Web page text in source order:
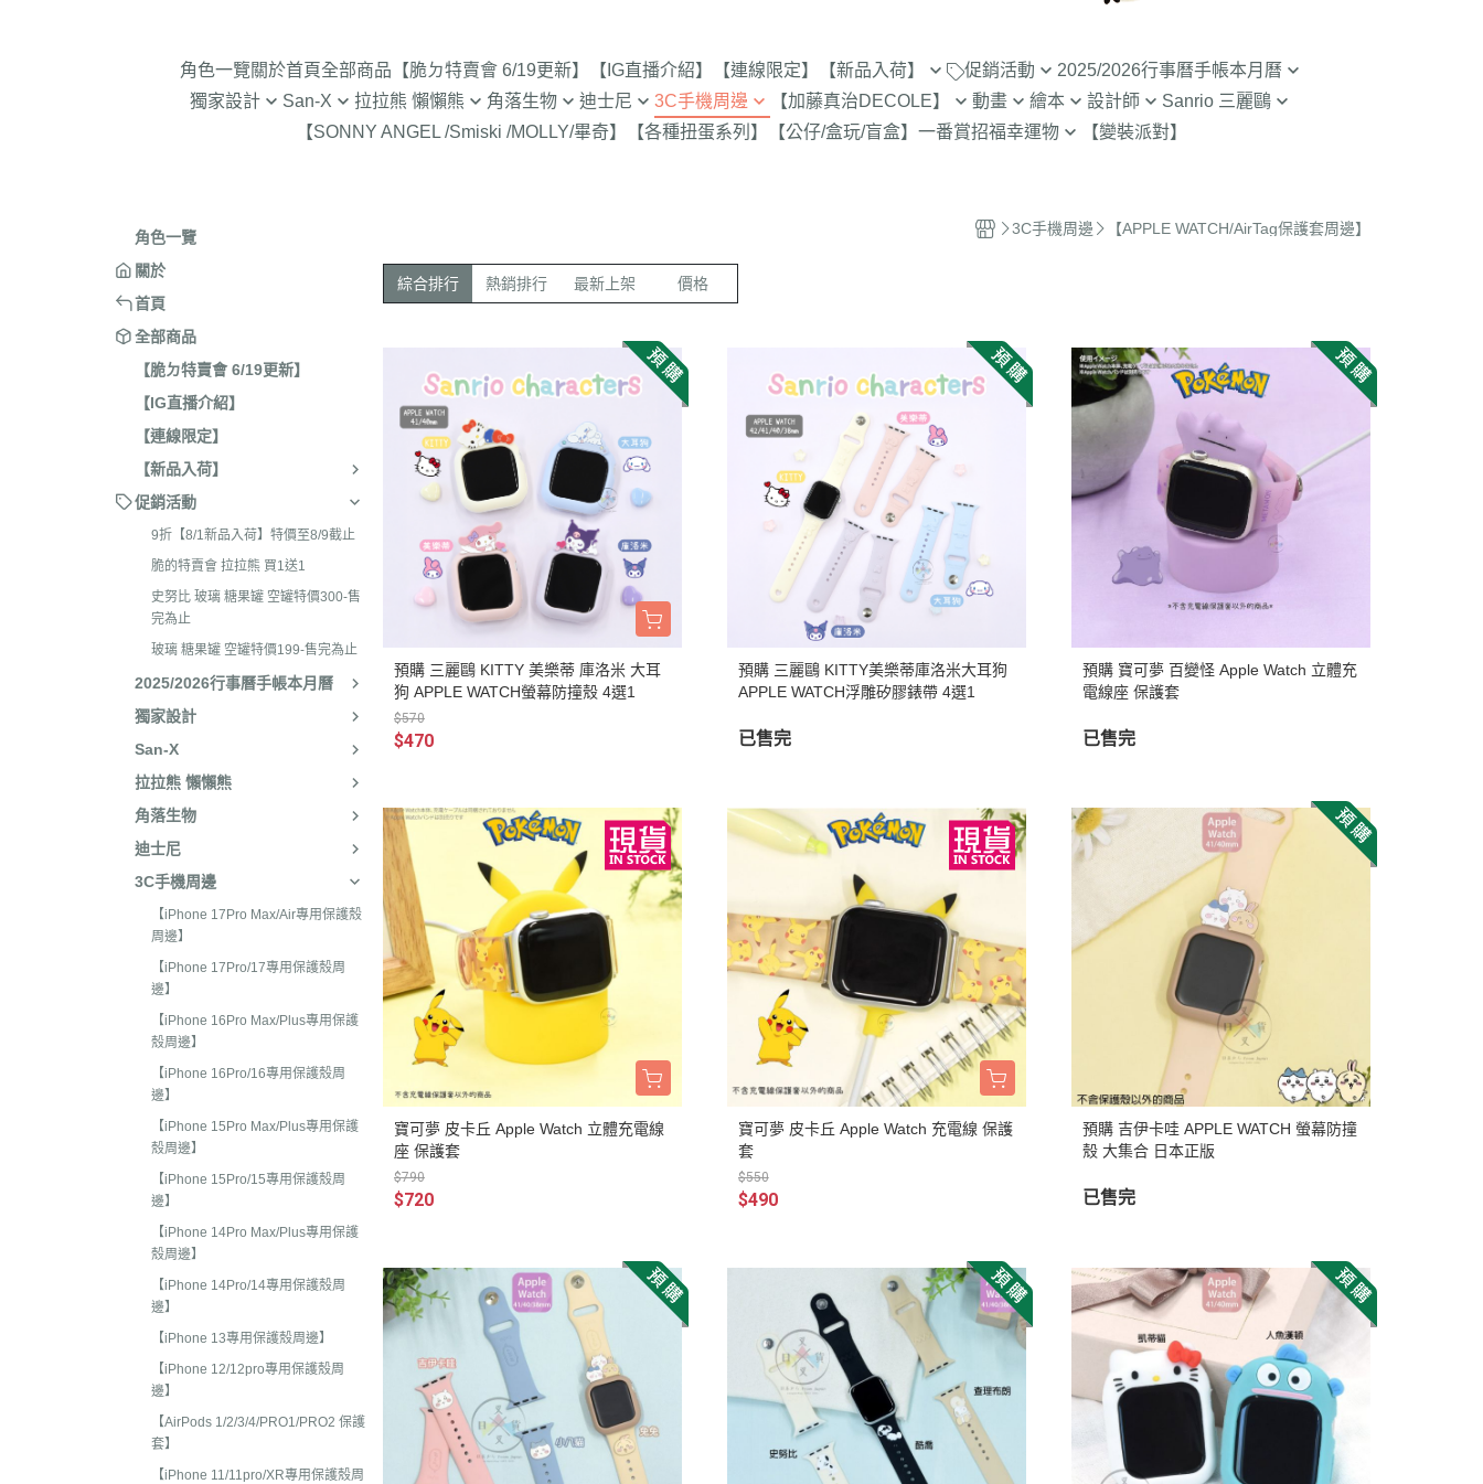
角色一覽關於首頁全部商品 【脆ㄉ特賣會 6/19更新】 【IG直播介紹】 【連線限定】 【新品入荷】
8/1新品入荷
6/13新品入荷
5/30新品入荷
5/23新品入荷
5/16新品入荷
5/9新品入荷
5/2新品入荷
促銷活動
止
史努比 玻璃 糖果罐 空罐特價
2025/2026行事曆手帳本月曆
月曆
獨家設計 San-X 拉拉熊 懶懶熊
2026年9月 馬卡龍萬聖節派對/經
2026年8月 一番賞/四季配色/生
2026年7月 實驗室
2026年5月 一番賞/黑白設計
2026年4月 懶妹特輯
2026年3月 蜜茶熊 幸運草/四季
配色/櫻花盛開/san-x小鎮/美妝雜
貨
2026年2月 笑臉迎人/小確幸日常
2026年1月 一番賞
2025年12月 變裝馬年/變裝招財
貓/愛漂亮/燙布貼風格
羔羊毛/居家好物/SAN-X宇宙
2025年10月 等你回家/san-x宇
宙/壽司職人/禮盒組/寫真照
2025年9月 Mister Donut甜甜圈/
基礎款/開學雜貨/萬聖節變
裝/2026行事曆
2025年8月 一番賞/廚房雜貨/聯
名文具/Y2K
2025年7月 電玩遊戲
2025年5月 一番賞/花花世界
2025年3月 雨過天晴/辦公室雜
2025年2月 懶妹小惡魔/小清新咖
啡館
賞
2024年10月 小確幸日常/拉麵職
絨毛玩偶、吊飾、沙包、場景
包包、票卡夾、眼鏡盒、遛娃包
手機、耳機、電腦周邊
角落生物
2025年8月 企鵝湖
2024年12月 變裝蛇年
2024年10月 日常隨筆畫/表情符
號/拉麵職人
2024年8月 天使偶像
2024年7月 生鮮超市
2024年5月
2024年3月 Mister Donut 甜甜圈
2023年12月 變裝龍年
2023年11月 草莓蛋糕聖誕節
2023年11月 寶寶幼兒園
理小天才/肥嘟嘟麻糬
2023年9月 扮鬼萬聖節
2023年8月 外星人來襲
2023年7月 祭典
2023年4月 花仙子
2023年3月 31冰淇淋聯名
2023年2月 療癒表情
2023年2月 豬排美食公園
2022年12月 居家辦公小物
2022年12月 熊熊咖啡館
2022年12月 奢華下午茶
2022年10月 變裝愛麗絲
2022年10月 經典回顧系列
2022年7月 療癒國度
2022年7月 幽靈遊樂園
2022年6月 星空列車
2022年4月 鳥類好朋友
迪士尼
【怪獸大學 怪獸電力公司】
【小飛象】
【米奇米妮】
【奇奇蒂蒂 唐老鴨黛西】
【史迪奇 瑪麗貓 獅子王 101忠
狗 小姐與流氓 小飛俠】
3C手機周邊
【iPhone 16Pro Max/Plus專用
保護殼周邊】
【iPhone 16Pro/16專用保護殼
周邊】
【iPhone 15Pro Max/Plus專用
保護殼周邊】
【iPhone 15Pro/15專用保護殼
周邊】
【iPhone 14Pro Max/Plus專用
保護殼周邊】
【iPhone 14Pro/14專用保護殼
周邊】
【iPhone 13專用保護殼周邊】
【iPhone 12/12pro專用保護殼周
【iPhone 11/11pro/XR專用保護
殼周邊】
【iPhone X專用保護殼周邊】
【iPhone SE/8/7專用保護殼周
邊】
【iPhone 6/6s專用保護殼周邊】
【APPLE WATCH/AirTag保護套
周邊】
【夾式手機指環扣.附手機背帶】
【行動電源】
【加藤真治DECOLE】
DECOLE 巧克力萬歲
DECOLE 招福兔年
DECOLE 大野狼與小紅帽
DECOLE 檸檬季
DECOLE 賞月派對
DECOLE 豐收秋季
DECOLE 貓咪寫真
DECOLE 小春茶屋
DECOLE 雨天漫步
DECOLE 端午節
DECOLE 夏季庭院
DECOLE 春天的公園
DECOLE 松足神社
DECOLE 大吉大利
DECOLE 大眾浴場
DECOLE 柚子湯屋
DECOLE 柚子日和
DECOLE 房間裝飾
DECOLE 滿月團圓
DECOLE 午後貓咪
DECOLE 賞櫻之旅
DECOLE 月見旅店
DECOLE 招福文具
DECOLE 草莓咖啡廳
DECOLE 節分祭
DECOLE 櫻花盛開
DECOLE 休閒花園農場
DECOLE 貝貓
動畫
宮崎駿 龍貓 魔女宅急便 神隱少
女
美少女戰士
小小兵
芝麻街
精靈寶可夢皮卡丘/動物森友會/
瑪莉歐
鬼滅之刃
哥吉拉
繪本
吉伊卡哇
Miffy 米菲 米飛兔
泡泡先生.Brabapapa
野貓軍團
植物小精靈 屁桃 醜比頭
嚕嚕米 慕敏家族 Moomin
mofusand 貓福珊迪
兔丸 USAMARU
設計師
杯緣子 杯緣子女孩OL小姐
Sanrio 三麗鷗
【Sanrio-庫洛米 美樂蒂
狗】
【Sanrio-人魚漢頓 酷企鵝 大眼
蛙】
【SONNY ANGEL /Smiski /MOLLY/畢奇】 【各種扭蛋系列】 【公仔/盒玩/盲盒】 一番賞招福幸運物 【變裝派對】
角色一覽
關於
首頁
全部商品
【脆ㄉ特賣會 6/19更新】
【IG直播介紹】
【連線限定】
【新品入荷】
促銷活動
9折【8/1新品入荷】特價至8/9截止
脆的特賣會 拉拉熊 買1送1
史努比 玻璃 糖果罐 空罐特價300-售
完為止
玻璃 糖果罐 空罐特價199-售完為止
2025/2026行事曆手帳本月曆
獨家設計
San-X
拉拉熊 懶懶熊
角落生物
迪士尼
3C手機周邊
【iPhone 17Pro Max/Air專用保護殼
周邊】
【iPhone 17Pro/17專用保護殼周
邊】
【iPhone 16Pro Max/Plus專用保護
殼周邊】
【iPhone 16Pro/16專用保護殼周
邊】
【iPhone 15Pro Max/Plus專用保護
殼周邊】
【iPhone 15Pro/15專用保護殼周
邊】
【iPhone 14Pro Max/Plus專用保護
殼周邊】
【iPhone 14Pro/14專用保護殼周
邊】
【iPhone 13專用保護殼周邊】
【iPhone 12/12pro專用保護殼周
邊】
【AirPods 1/2/3/4/PRO1/PRO2 保護
套】
【iPhone 11/11pro/XR專用保護殼周
3C手機周邊 【APPLE WATCH/AirTag保護套周邊】
綜合排行 熱銷排行 最新上架 價格
預購 三麗鷗 KITTY 美樂蒂 庫洛米 大耳
狗 APPLE WATCH螢幕防撞殼 4選1
$570
$470
預購 三麗鷗 KITTY美樂蒂庫洛米大耳狗
APPLE WATCH浮雕矽膠錶帶 4選1
已售完
預購 寶可夢 百變怪 Apple Watch 立體充
電線座 保護套
已售完
寶可夢 皮卡丘 Apple Watch 立體充電線
座 保護套
$790
$720
寶可夢 皮卡丘 Apple Watch 充電線 保護
套
$550
$490
預購 吉伊卡哇 APPLE WATCH 螢幕防撞
殼 大集合 日本正版
已售完